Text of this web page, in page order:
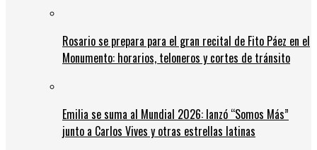
Rosario se prepara para el gran recital de Fito Páez en el
Monumento: horarios, teloneros y cortes de tránsito
Emilia se suma al Mundial 2026: lanzó “Somos Más”
junto a Carlos Vives y otras estrellas latinas